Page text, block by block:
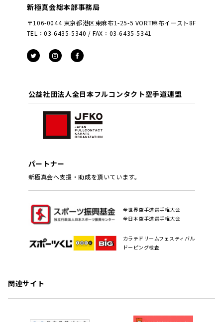
新極真会総本部事務局
〒106-0044 東京都港区東麻布1-25-5 VORT麻布イースト8F
TEL：03-6435-5340 / FAX：03-6435-5341
公益社団法人全日本フルコンタクト空手道連盟
パートナー
新極真会へ支援・助成を頂いています。
全世界空手道選手権大会
全日本空手道選手権大会
カラテドリームフェスティバル
ドーピング検査
関連サイト